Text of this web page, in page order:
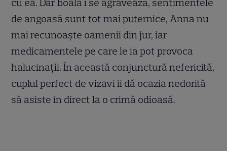
cu ea. Dar boala i se agravează, sentimentele
de angoasă sunt tot mai puternice, Anna nu
mai recunoaște oamenii din jur, iar
medicamentele pe care le ia pot provoca
halucinații. În această conjunctură nefericită,
cuplul perfect de vizavi îi dă ocazia nedorită
să asiste în direct la o crimă odioasă.